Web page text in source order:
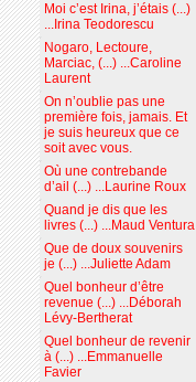
Moi c’est Irina, j’étais (...)
...Irina Teodorescu
Nogaro, Lectoure,
Marciac, (...) ...Caroline
Laurent
On n’oublie pas une
première fois, jamais. Et
je suis heureux que ce
soit avec vous.
Où une contrebande
d’ail (...) ...Laurine Roux
Quand je dis que les
livres (...) ...Maud Ventura
Que de doux souvenirs
je (...) ...Juliette Adam
Quel bonheur d’être
revenue (...) ...Déborah
Lévy-Bertherat
Quel bonheur de revenir
à (...) ...Emmanuelle
Favier